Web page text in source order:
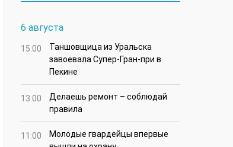
07 NEWS